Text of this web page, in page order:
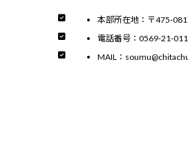
本部所在地：〒475-
電話番号：0569-21-
MAIL：